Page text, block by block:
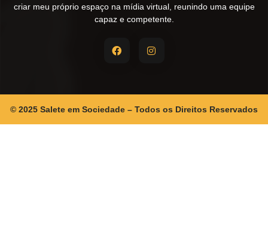
criar meu próprio espaço na mídia virtual, reunindo uma equipe
capaz e competente.
© 2025 Salete em Sociedade – Todos os Direitos Reservados